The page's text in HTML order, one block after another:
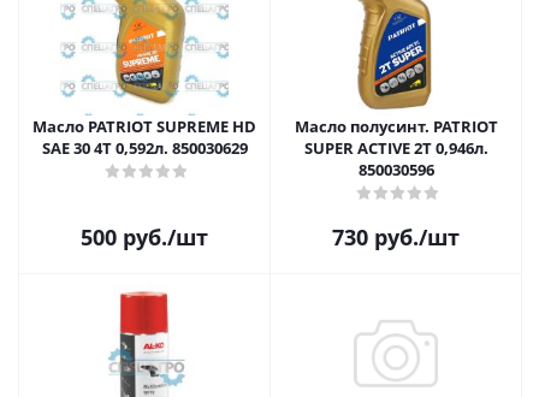
Масло PATRIOT SUPREME HD
SAE 30 4T 0,592л. 850030629
500 руб./шт
Масло полусинт. PATRIOT
SUPER ACTIVE 2T 0,946л.
850030596
730 руб./шт